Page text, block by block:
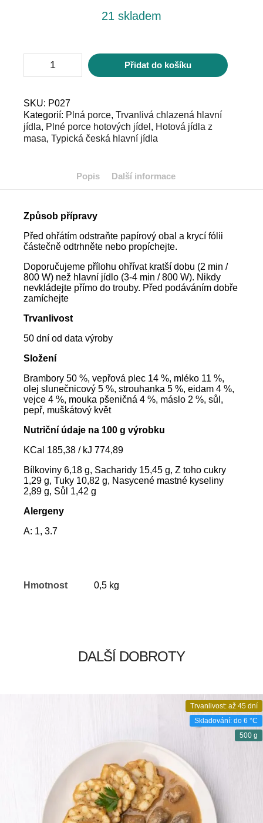
21 skladem
bramborová
množství
Přidat do košíku
SKU: P027
Kategorií: Plná porce, Trvanlivá chlazená hlavní
jídla, Plné porce hotových jídel , Hotová jídla z
masa, Typická česká hlavní jídla
Popis Další informace
Způsob přípravy
Před ohřátím odstraňte papírový obal a krycí fólii
částečně odtrhněte nebo propíchejte.
Doporučujeme přílohu ohřívat kratší dobu (2 min /
800 W) než hlavní jídlo (3-4 min / 800 W). Nikdy
nevkládejte přímo do trouby. Před podáváním dobře
zamíchejte
Trvanlivost
50 dní od data výroby
Složení
Brambory 50 %, vepřová plec 14 %, mléko 11 %,
olej slunečnicový 5 %, strouhanka 5 %, eidam 4 %,
vejce 4 %, mouka pšeničná 4 %, máslo 2 %, sůl,
pepř, muškátový květ
Nutriční údaje na 100 g výrobku
KCal 185,38 / kJ 774,89
Bílkoviny 6,18 g, Sacharidy 15,45 g, Z toho cukry
1,29 g, Tuky 10,82 g, Nasycené mastné kyseliny
2,89 g, Sůl 1,42 g
Alergeny
A: 1, 3.7
Hmotnost 0,5 kg
DALŠÍ DOBROTY
Trvanlivost: až 45 dní
Skladování: do 6 °C
500 g